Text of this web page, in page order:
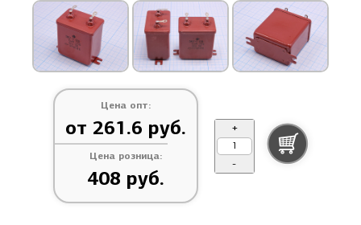
Цена опт:
от 261.6 руб.
Цена розница:
408 руб.
+
-